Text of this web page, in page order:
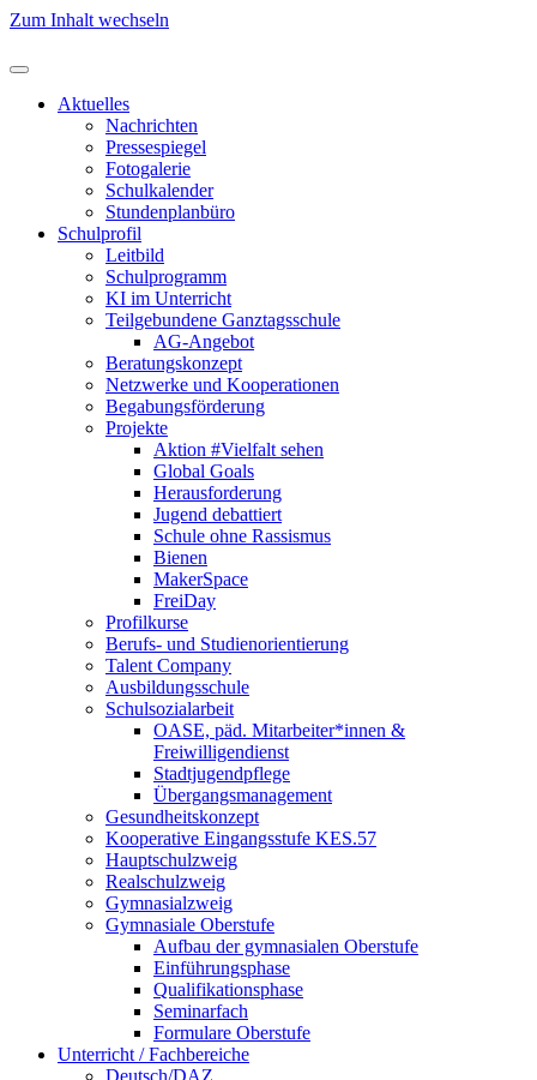
Zum Inhalt wechseln
Aktuelles
Nachrichten
Pressespiegel
Fotogalerie
Schulkalender
Stundenplanbüro
Schulprofil
Leitbild
Schulprogramm
KI im Unterricht
Teilgebundene Ganztagsschule
AG-Angebot
Beratungskonzept
Netzwerke und Kooperationen
Begabungsförderung
Projekte
Aktion #Vielfalt sehen
Global Goals
Herausforderung
Jugend debattiert
Schule ohne Rassismus
Bienen
MakerSpace
FreiDay
Profilkurse
Berufs- und Studienorientierung
Talent Company
Ausbildungsschule
Schulsozialarbeit
OASE, päd. Mitarbeiter*innen &
Freiwilligendienst
Stadtjugendpflege
Übergangsmanagement
Gesundheitskonzept
Kooperative Eingangsstufe KES.57
Hauptschulzweig
Realschulzweig
Gymnasialzweig
Gymnasiale Oberstufe
Aufbau der gymnasialen Oberstufe
Einführungsphase
Qualifikationsphase
Seminarfach
Formulare Oberstufe
Unterricht / Fachbereiche
Deutsch/DAZ